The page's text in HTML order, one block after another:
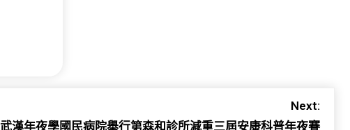
Next:
武漢年夜學國民病院舉行第森和診所減重三屆安康科普年夜賽